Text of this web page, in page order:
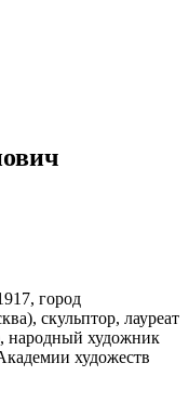
город
скульптор, лауреат
народный художник
художеств